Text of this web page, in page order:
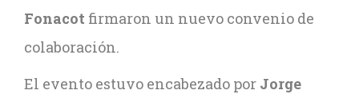
Fonacot firmaron un nuevo convenio de
colaboración.
El evento estuvo encabezado por Jorge